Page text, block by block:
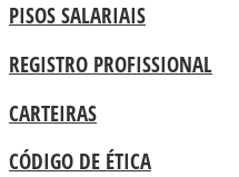
PISOS SALARIAIS
REGISTRO PROFISSIONAL
CARTEIRAS
CÓDIGO DE ÉTICA